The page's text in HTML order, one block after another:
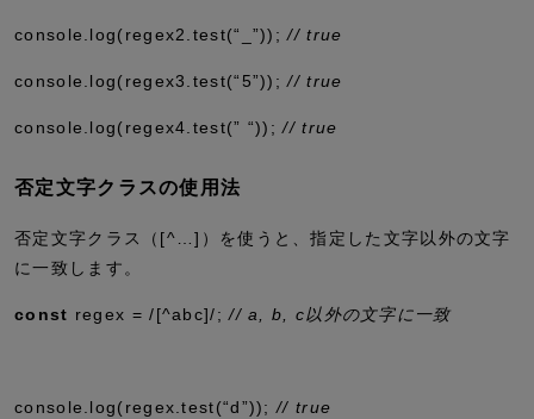
console.log(regex2.test(“_”)) ; // true
console.log(regex3.test(“5”)) ; // true
console.log(regex4.test(” “)) ; // true
否定文字クラスの使用法
否定文字クラス（ [^…] ）を使うと、指定した文字以外の文字
に一致します。
const regex = /[^abc]/; // a, b, c以外の文字に一致
console.log(regex.test(“d”)); // true